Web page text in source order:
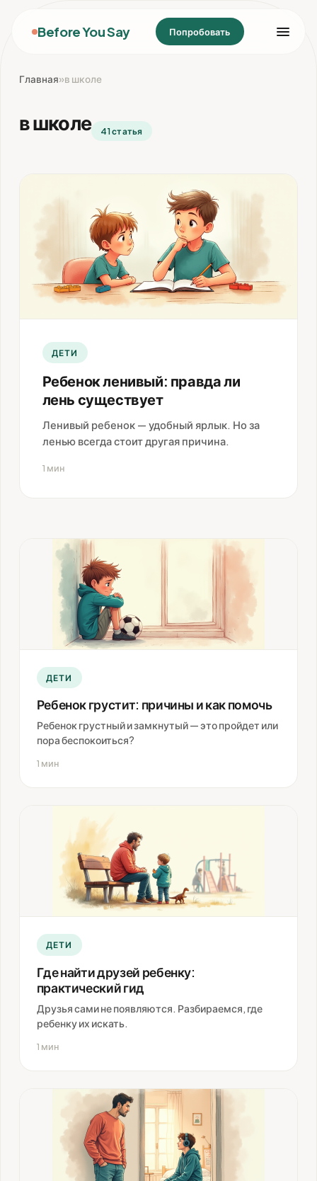
Before You Say Попробовать
Главная»в школе
в школе 41 статья
ДЕТИ
Ребенок ленивый: правда ли
лень существует
Ленивый ребенок — удобный ярлык. Но за
ленью всегда стоит другая причина.
1 мин
ДЕТИ
Ребенок грустит: причины и как помочь
Ребенок грустный и замкнутый — это пройдет или
пора беспокоиться?
1 мин
ДЕТИ
Где найти друзей ребенку:
практический гид
Друзья сами не появляются. Разбираемся, где
ребенку их искать.
1 мин